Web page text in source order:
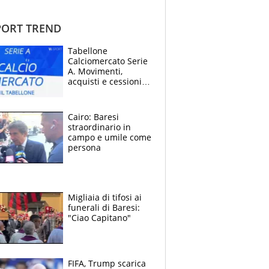
TREND
Tabellone
Calciomercato Serie
A. Movimenti,
acquisti e cessioni:
Cairo: Baresi
straordinario in
campo e umile come
persona
Migliaia di tifosi ai
funerali di Baresi:
"Ciao Capitano"
FIFA, Trump scarica